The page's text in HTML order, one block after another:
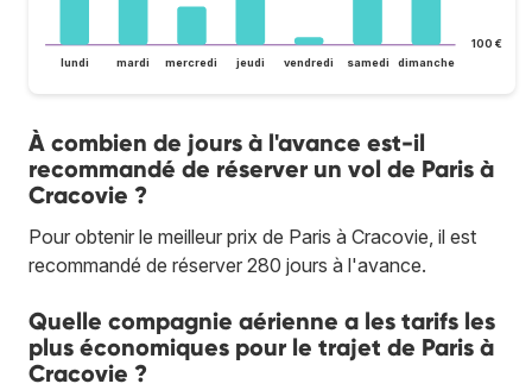
100 €
lundi mardi mercredi jeudi vendredi samedi dimanche
À combien de jours à l'avance est-il
recommandé de réserver un vol de Paris à
Cracovie ?
Pour obtenir le meilleur prix de Paris à Cracovie, il est
recommandé de réserver 280 jours à l'avance.
Quelle compagnie aérienne a les tarifs les
plus économiques pour le trajet de Paris à
Cracovie ?